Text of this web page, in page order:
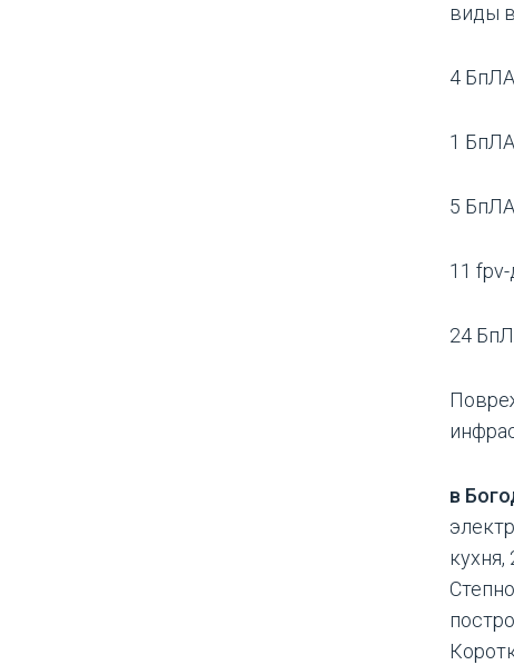
виды
4 БпЛА
1
5
11
24
в
кухня,